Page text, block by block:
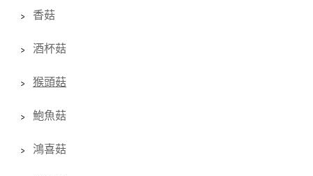
香菇
酒杯菇
猴頭菇
鮑魚菇
鴻喜菇